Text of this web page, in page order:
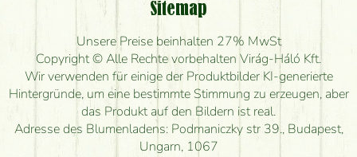
Ist eine Bestellung für ländliche Gebiete möglich?
Wie lange kann ich heute Blumen mit Lieferung
bestellen?
Wie schnell können Sie den Blumenstrauß
herstellen und wann können Sie ihn frühestens
liefern?
Sitemap
Unsere Preise beinhalten 27% MwSt
Copyright © Alle Rechte vorbehalten Virág-Háló Kft.
Wir verwenden für einige der Produktbilder KI-generierte
Hintergründe, um eine bestimmte Stimmung zu erzeugen, aber
das Produkt auf den Bildern ist real.
Adresse des Blumenladens: Podmaniczky str 39., Budapest,
Ungarn, 1067